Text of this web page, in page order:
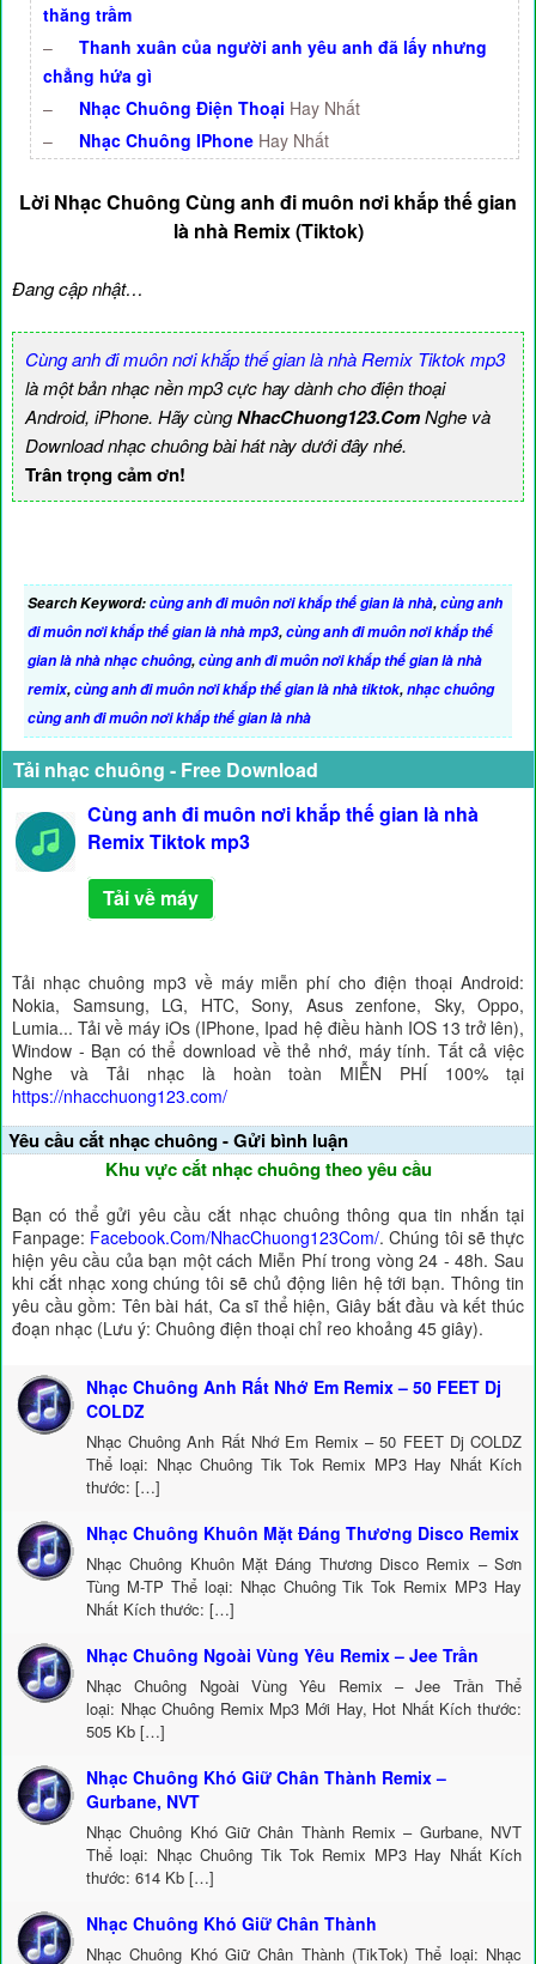
thăng trầm
–
Thanh xuân của người anh yêu anh đã lấy nhưng
chẳng hứa gì
–
Nhạc Chuông Điện Thoại Hay Nhất
–
Nhạc Chuông IPhone Hay Nhất
Lời Nhạc Chuông Cùng anh đi muôn nơi khắp thế gian
là nhà Remix (Tiktok)
Đang cập nhật…
Cùng anh đi muôn nơi khắp thế gian là nhà Remix Tiktok mp3
là một bản nhạc nền mp3 cực hay dành cho điện thoại
Android, iPhone. Hãy cùngNhacChuong123.ComNghe và
Download nhạc chuông bài hát này dưới đây nhé.
Trân trọng cảm ơn!
Search Keyword:cùng anh đi muôn nơi khắp thế gian là nhà,cùng anh
đi muôn nơi khắp thế gian là nhà mp3,cùng anh đi muôn nơi khắp thế
gian là nhà nhạc chuông,cùng anh đi muôn nơi khắp thế gian là nhà
remix,cùng anh đi muôn nơi khắp thế gian là nhà tiktok,nhạc chuông
cùng anh đi muôn nơi khắp thế gian là nhà
Tải nhạc chuông - Free Download
Cùng anh đi muôn nơi khắp thế gian là nhà
Remix Tiktok mp3
Tải về máy
Tải nhạc chuông mp3 về máy miễn phí cho điện thoại Android:
Nokia, Samsung, LG, HTC, Sony, Asus zenfone, Sky, Oppo,
Lumia... Tải về máy iOs (IPhone, Ipad hệ điều hành IOS 13 trở lên),
Window - Bạn có thể download về thẻ nhớ, máy tính. Tất cả việc
Nghe và Tải nhạc là hoàn toàn MIỄN PHÍ 100% tại
https://nhacchuong123.com/
Yêu cầu cắt nhạc chuông - Gửi bình luận
Khu vực cắt nhạc chuông theo yêu cầu
Bạn có thể gửi yêu cầu cắt nhạc chuông thông qua tin nhắn tại
Fanpage: Facebook.Com/NhacChuong123Com/. Chúng tôi sẽ thực
hiện yêu cầu của bạn một cách Miễn Phí trong vòng 24 - 48h. Sau
khi cắt nhạc xong chúng tôi sẽ chủ động liên hệ tới bạn. Thông tin
yêu cầu gồm: Tên bài hát, Ca sĩ thể hiện, Giây bắt đầu và kết thúc
đoạn nhạc (Lưu ý: Chuông điện thoại chỉ reo khoảng 45 giây).
Nhạc Chuông Anh Rất Nhớ Em Remix – 50 FEET Dj
COLDZ
Nhạc Chuông Anh Rất Nhớ Em Remix – 50 FEET Dj COLDZ
Thể loại: Nhạc Chuông Tik Tok Remix MP3 Hay Nhất Kích
thước: […]
Nhạc Chuông Khuôn Mặt Đáng Thương Disco Remix
Nhạc Chuông Khuôn Mặt Đáng Thương Disco Remix – Sơn
Tùng M-TP Thể loại: Nhạc Chuông Tik Tok Remix MP3 Hay
Nhất Kích thước: […]
Nhạc Chuông Ngoài Vùng Yêu Remix – Jee Trần
Nhạc Chuông Ngoài Vùng Yêu Remix – Jee Trần Thể
loại: Nhạc Chuông Remix Mp3 Mới Hay, Hot Nhất Kích thước:
505 Kb […]
Nhạc Chuông Khó Giữ Chân Thành Remix –
Gurbane, NVT
Nhạc Chuông Khó Giữ Chân Thành Remix – Gurbane, NVT
Thể loại: Nhạc Chuông Tik Tok Remix MP3 Hay Nhất Kích
thước: 614 Kb […]
Nhạc Chuông Khó Giữ Chân Thành
Nhạc Chuông Khó Giữ Chân Thành (TikTok) Thể loại: Nhạc